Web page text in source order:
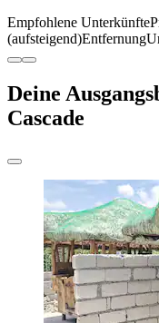
Empfohlene Unterkünfte
(aufsteigend)Entfernung
Deine
Cascade